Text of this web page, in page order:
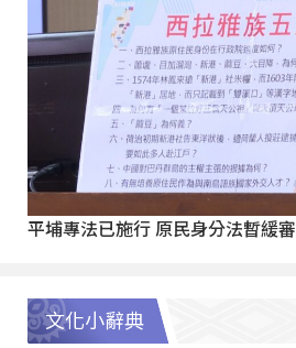
平埔專法已施行 原民身分法暫緩
文化小辭典